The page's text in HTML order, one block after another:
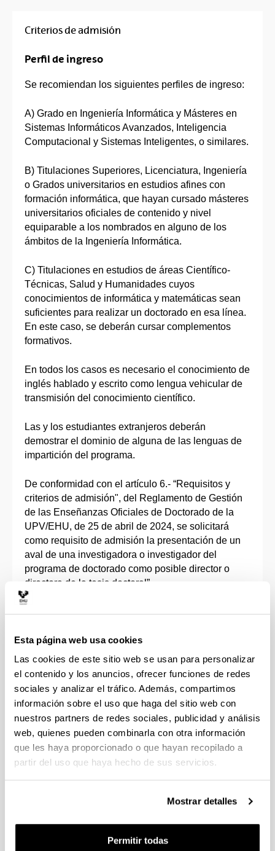
Esta página web usa cookies
Las cookies de este sitio web se usan para personalizar
el contenido y los anuncios, ofrecer funciones de redes
sociales y analizar el tráfico. Además, compartimos
información sobre el uso que haga del sitio web con
nuestros partners de redes sociales, publicidad y análisis
web, quienes pueden combinarla con otra información
que les haya proporcionado o que hayan recopilado a
partir del uso que haya hecho de sus servicios.
Mostrar detalles
Permitir todas
Criterios de admisión
Perfil de ingreso
Se recomiendan los siguientes perfiles de ingreso:
A) Grado en Ingeniería Informática y Másteres en
Sistemas Informáticos Avanzados, Inteligencia
Computacional y Sistemas Inteligentes, o similares.
B) Titulaciones Superiores, Licenciatura, Ingeniería
o Grados universitarios en estudios afines con
formación informática, que hayan cursado másteres
universitarios oficiales de contenido y nivel
equiparable a los nombrados en alguno de los
ámbitos de la Ingeniería Informática.
C) Titulaciones en estudios de áreas Científico-
Técnicas, Salud y Humanidades cuyos
conocimientos de informática y matemáticas sean
suficientes para realizar un doctorado en esa línea.
En este caso, se deberán cursar complementos
formativos.
En todos los casos es necesario el conocimiento de
inglés hablado y escrito como lengua vehicular de
transmisión del conocimiento científico.
Las y los estudiantes extranjeros deberán
demostrar el dominio de alguna de las lenguas de
impartición del programa.
De conformidad con el artículo 6.- “Requisitos y
criterios de admisión", del Reglamento de Gestión
de las Enseñanzas Oficiales de Doctorado de la
UPV/EHU, de 25 de abril de 2024, se solicitará
como requisito de admisión la presentación de un
aval de una investigadora o investigador del
programa de doctorado como posible director o
directora de la tesis doctoral”.
Complementos formativos
Criterios de valoración de méritos
Idiomas de impartición
(Abre una nueva ventana)
Preinscripción y matrícula
Ayudas y convocatorias
(Abre una nueva ventana)